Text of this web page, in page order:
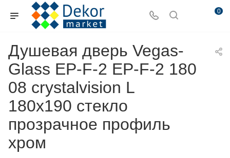
0
Душевая дверь Vegas-
Glass EP-F-2 EP-F-2 180
08 crystalvision L
180х190 стекло
прозрачное профиль
хром